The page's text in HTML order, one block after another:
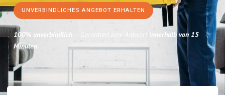
UNVERBINDLICHES ANGEBOT ERHALTEN
100% unverbindlich – Garantiert eine Antwort innerhalb von 15
Minuten.